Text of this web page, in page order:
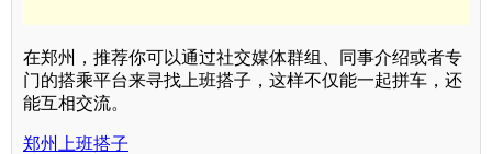
在郑州，推荐你可以通过社交媒体群组、同事介绍或者专
门的搭乘平台来寻找上班搭子，这样不仅能一起拼车，还
能互相交流。
郑州上班搭子